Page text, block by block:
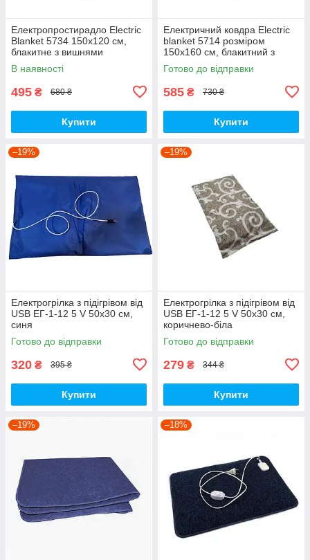
Електропростирадло Electric
Blanket 5734 150х120 см,
блакитне з вишнями
В наявності
495 ₴ 680 ₴
Купити
Електричний ковдра Electric
blanket 5714 розміром
150х160 см, блакитний з
вишнями.
Готово до відправки
585 ₴ 730 ₴
Купити
–19%
Електрогрілка з підігрівом від
USB ЕГ-1-12 5 V 50х30 см,
синя
Готово до відправки
320 ₴ 395 ₴
Купити
–19%
Електрогрілка з підігрівом від
USB ЕГ-1-12 5 V 50х30 см,
коричнево-біла
Готово до відправки
279 ₴ 344 ₴
Купити
–19% –18%